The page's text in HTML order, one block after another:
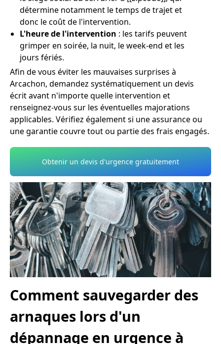
détermine notamment le temps de trajet et
donc le coût de l'intervention.
L'heure de l'intervention : les tarifs peuvent
grimper en soirée, la nuit, le week-end et les
jours fériés.
Afin de vous éviter les mauvaises surprises à
Arcachon, demandez systématiquement un devis
écrit avant n'importe quelle intervention et
renseignez-vous sur les éventuelles majorations
applicables. Vérifiez également si une assurance ou
une garantie couvre tout ou partie des frais engagés.
Obtenir un devis d'urgence gratuitement
Comment sauvegarder des
arnaques lors d'un
dépannage en urgence à